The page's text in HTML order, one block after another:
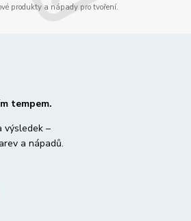
produkty a nápady pro tvoření.
tempem.
výsledek –
a nápadů.